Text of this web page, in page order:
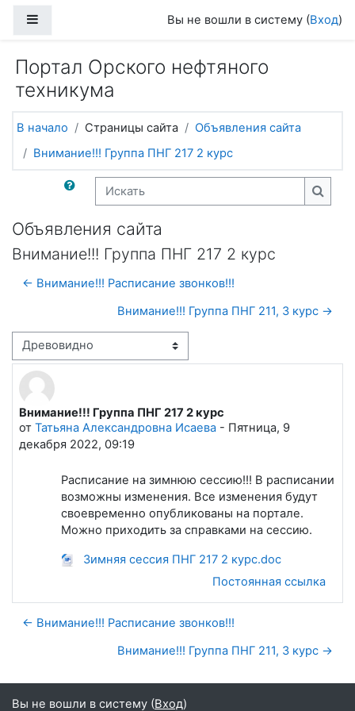
Вы не вошли в систему (Вход)
Портал Орского нефтяного
техникума
В начало Страницы сайта
Объявления сайта
Внимание!!! Группа ПНГ 217 2 курс
Искать
Объявления сайта
Внимание!!! Группа ПНГ 217 2 курс
← Внимание!!! Расписание звонков!!!
Внимание!!! Группа ПНГ 211, 3 курс →
Режим отображения
Внимание!!! Группа ПНГ 217 2 курс
от Татьяна Александровна Исаева - Пятница, 9
декабря 2022, 09:19
Количество ответов: 0
Расписание на зимнюю сессию!!! В расписании
возможны изменения. Все изменения будут
своевременно опубликованы на портале.
Можно приходить за справками на сессию.
Зимняя сессия ПНГ 217 2 курс.doc
Постоянная ссылка
← Внимание!!! Расписание звонков!!!
Внимание!!! Группа ПНГ 211, 3 курс →
Вы не вошли в систему (Вход)